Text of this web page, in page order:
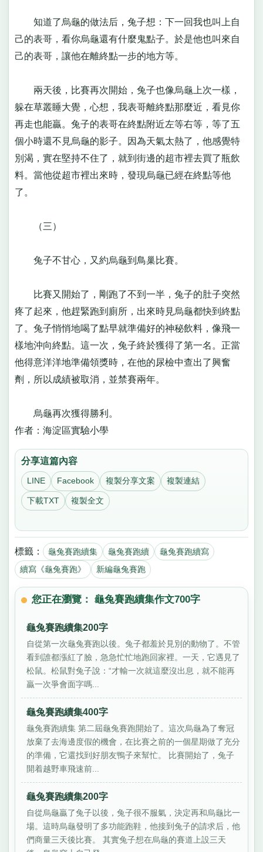
知道了烏龜的做法后，兔子想：下一回我也叫上自
己的表哥，看你烏龜還有什麼鬼點子。於是他也叫來自
己的表哥，讓他在離終點一步的地方等。
兩天後，比賽再次開始，兔子也像烏龜上次一樣，
躲在草叢睡大覺，心想，我表哥離終點那麼近，看見你
再走也能贏。兔子的表哥在終點附近左等右等，等了五
個小時還不見烏龜的影子。因為天氣太熱了，他感覺特
別渴，實在堅持不住了，就到街邊的超市裡去買了瓶飲
料。當他從超市裡出來時，發現烏龜已經在終點等他
了。
（三）
兔子不甘心，又約烏龜到鳥巢比賽。
比賽又開始了，剛跑了不到一半，兔子的肚子突然
疼了起來，他趕緊跑到廁所，出來時見烏龜都快到終點
了。兔子悄悄地喝了點早就準備好的神秘飲料，像飛一
樣地沖向終點。這一次，兔子終於獲得了第一名。正當
他得意洋洋地準備領獎時，在他的尿檢中查出了興奮
劑，所以成績被取消，並禁賽兩年。
烏龜再次獲得勝利。
作者：海淀區實驗小學
分享這篇內容
LINE Facebook 複製分享文案 複製連結
下載TXT 複製全文
標籤： 龜兔賽跑續集 龜兔賽跑續
龜兔賽跑續寫
續寫《龜兔賽跑》
新編龜兔賽跑
您正在瀏覽： 龜兔賽跑續集作文700字
龜兔賽跑續集200字
自從第一次龜兔賽跑以後。兔子都羞於見別的動物了。不管
看到誰都漲紅了臉，急急忙忙地跑回家裡。一天，它遇見了
松鼠。松鼠對兔子說：“才輸一次就這麼沒出息，就不能再
贏一次爭會面字嗎...
龜兔賽跑續集400字
龜兔賽跑續集 第二屆龜兔賽跑開始了。這次烏龜為了奪冠
放棄了去海邊度假的機會，在比賽之前的一個星期做了充分
的準備，它還找到好朋友鴨子來幫忙。 比賽開始了，兔子
開着越野車飛速前...
龜兔賽跑續集200字
自從烏龜贏了兔子以後，兔子很不服氣，決定再和烏龜比一
場。這時烏龜發明了多功能跑鞋，他接到兔子的請求后，他
們商量三天後比賽。 其實兔子想在烏龜的賽道上設三天